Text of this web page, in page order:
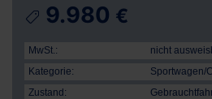
9.980 €
MwSt.:
nicht
Kategorie:
Sportwagen/
Zustand: